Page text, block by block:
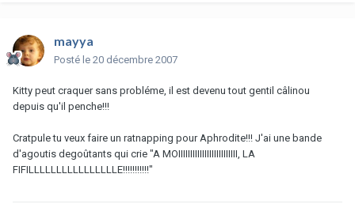
mayya
Posté le 20 décembre 2007
Kitty peut craquer sans probléme, il est devenu tout gentil câlinou
depuis qu'il penche!!!
Cratpule tu veux faire un ratnapping pour Aphrodite!!! J'ai une bande
d'agoutis degoûtants qui crie "A MOIIIIIIIIIIIIIIIIIIIIIIIII, LA
FIFILLLLLLLLLLLLLLLLE!!!!!!!!!!!"